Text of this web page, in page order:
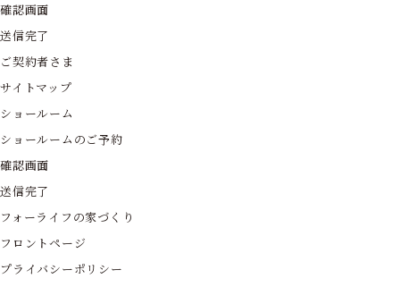
確認画面
送信完了
ご契約者さま
サイトマップ
ショールーム
ショールームのご予約
確認画面
送信完了
フォーライフの家づくり
フロントページ
プライバシーポリシー